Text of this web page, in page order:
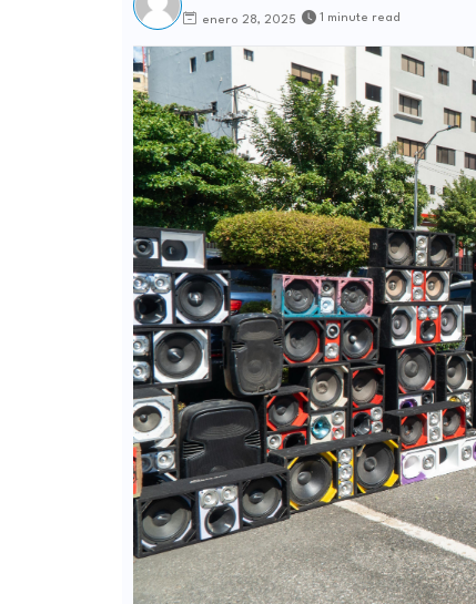
enero 28, 2025 1 minute read